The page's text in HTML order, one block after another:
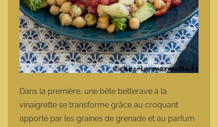
Dans la première, une bête betterave à la
vinaigrette se transforme grâce au croquant
apporté par les graines de grenade et au parfum